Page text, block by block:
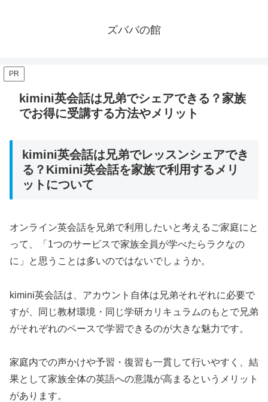
ズババの館
PR
kimini英会話は兄弟でシェアできる？家族
でお得に受講する方法やメリット
kimini英会話は兄弟でレッスンシェアでき
る？Kimini英会話を家族で利用するメリ
ットについて
オンライン英会話を兄弟で利用したいと考えるご家庭にと
って、「1つのサービスで家族全員が学べたらラクなの
に」と思うことは多いのではないでしょうか。
kimini英会話は、アカウント自体は兄弟それぞれに必要で
すが、同じ教材環境・同じ学研カリキュラムのもとで兄弟
がそれぞれのペースで学習できるのが大きな魅力です。
家庭内での声かけや予習・復習も一貫して行いやすく、結
果として家族全体の英語への意識が高まるというメリット
があります。